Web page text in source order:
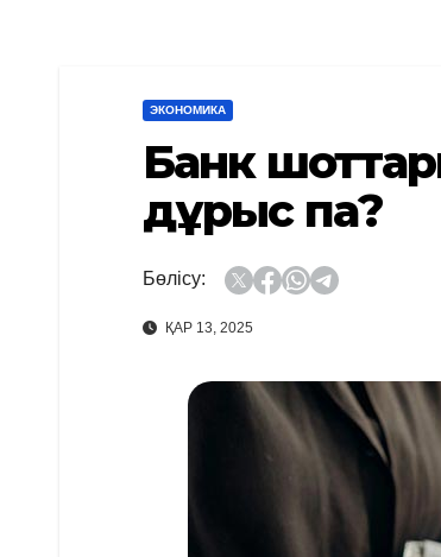
ЭКОНОМИКА
Банк
дұрыс па?
Бөлісу:
ҚАР 13, 2025